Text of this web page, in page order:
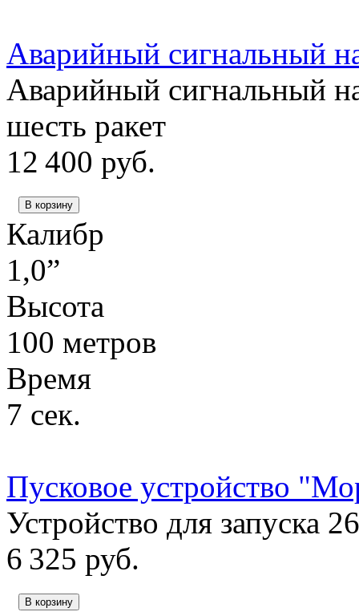
Аварийный сигнальный
Аварийный сигнальный
шесть ракет
12 400 руб.
В корзину
Калибр
1,0”
Высота
100 метров
Время
7 сек.
Пусковое устройство
Устройство для запуска
6 325 руб.
В корзину